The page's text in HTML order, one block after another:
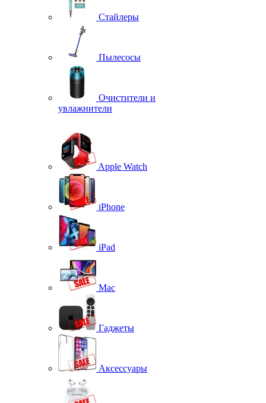
Стайлеры
Пылесосы
Очистители и
увлажнители
Apple Watch
iPhone
iPad
Mac
Гаджеты
Аксессуары